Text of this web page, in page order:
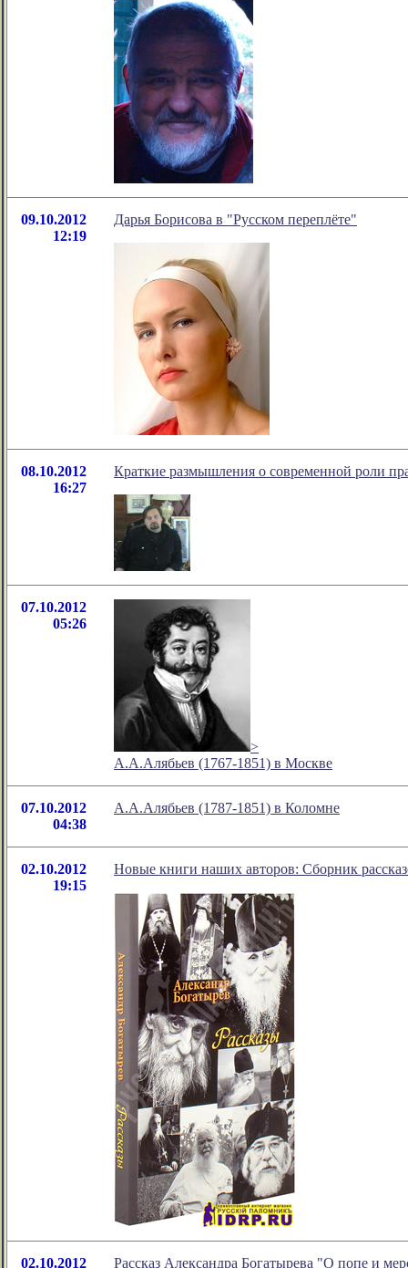
09.10.2012
12:19
Дарья Борисова в "Русском переплёте"
08.10.2012
16:27
Краткие размышления о современной роли
07.10.2012
05:26
>
А.А.Алябьев (1767-1851) в Москве
07.10.2012
04:38
А.А.Алябьев (1787-1851) в Коломне
02.10.2012
19:15
Новые книги наших авторов: Сборник
02.10.2012
Рассказ Александра Богатырева "О попе и